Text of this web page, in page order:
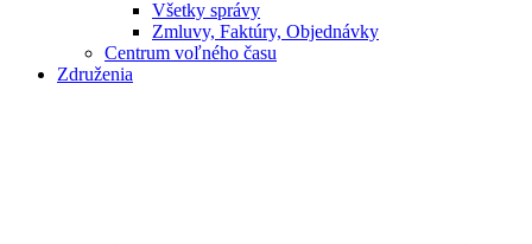
Všetky správy
Zmluvy, Faktúry, Objednávky
Centrum voľného času
Združenia